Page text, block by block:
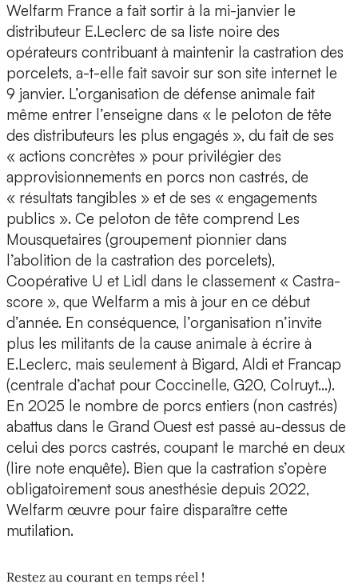
Welfarm France a fait sortir à la mi-janvier le
distributeur E.Leclerc de sa liste noire des
opérateurs contribuant à maintenir la castration des
porcelets, a-t-elle fait savoir sur son site internet le
9 janvier. L’organisation de défense animale fait
même entrer l’enseigne dans « le peloton de tête
des distributeurs les plus engagés », du fait de ses
« actions concrètes » pour privilégier des
approvisionnements en porcs non castrés, de
« résultats tangibles » et de ses « engagements
publics ». Ce peloton de tête comprend Les
Mousquetaires (groupement pionnier dans
l’abolition de la castration des porcelets),
Coopérative U et Lidl dans le classement « Castra-
score », que Welfarm a mis à jour en ce début
d’année. En conséquence, l’organisation n’invite
plus les militants de la cause animale à écrire à
E.Leclerc, mais seulement à Bigard, Aldi et Francap
(centrale d’achat pour Coccinelle, G20, Colruyt…).
En 2025 le nombre de porcs entiers (non castrés)
abattus dans le Grand Ouest est passé au-dessus de
celui des porcs castrés, coupant le marché en deux
(lire note enquête). Bien que la castration s’opère
obligatoirement sous anesthésie depuis 2022,
Welfarm œuvre pour faire disparaître cette
mutilation.
Restez au courant en temps réel !